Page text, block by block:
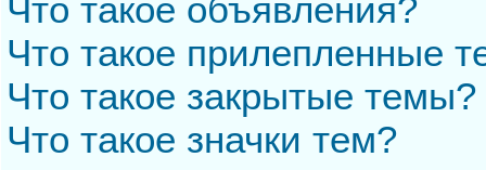
Что такое объявления?
Что такое прилепленные
Что такое закрытые темы?
Что такое значки тем?